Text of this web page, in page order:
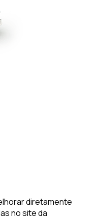
diretamente
no site da